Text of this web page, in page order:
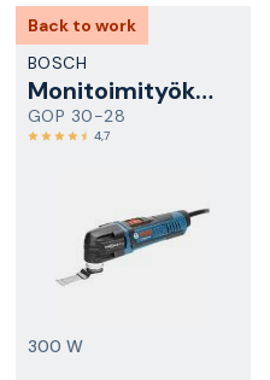
Back to work
BOSCH
Monitoimityökalu
GOP 30-28
4,7
300 W